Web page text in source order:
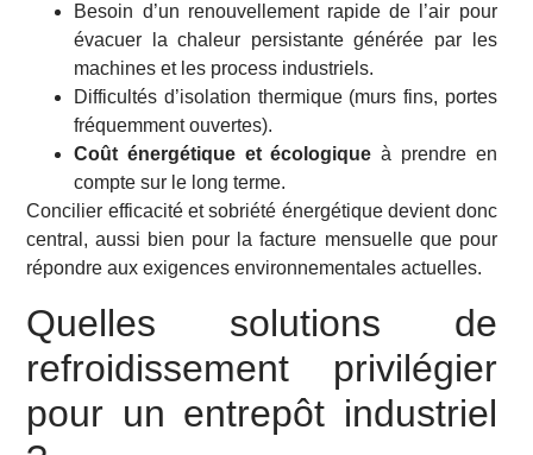
Besoin d’un renouvellement rapide de l’air pour
évacuer la chaleur persistante générée par les
machines et les process industriels.
Difficultés d’isolation thermique (murs fins, portes
fréquemment ouvertes).
Coût énergétique et écologique à prendre en
compte sur le long terme.
Concilier efficacité et sobriété énergétique devient donc
central, aussi bien pour la facture mensuelle que pour
répondre aux exigences environnementales actuelles.
Quelles solutions de
refroidissement privilégier
pour un entrepôt industriel